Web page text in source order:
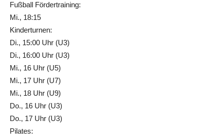
Fußball Fördertraining:
Mi., 18:15
Kinderturnen:
Di., 15:00 Uhr (U3)
Di., 16:00 Uhr (U3)
Mi., 16 Uhr (U5)
Mi., 17 Uhr (U7)
Mi., 18 Uhr (U9)
Do., 16 Uhr (U3)
Do., 17 Uhr (U3)
Pilates: